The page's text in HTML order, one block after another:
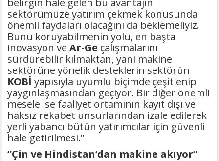
belirgin hale gelen bu avantajın
sektörümüze yatırım çekmek konusunda
önemli faydaları olacağını da beklemeliyiz.
Bunu koruyabilmenin yolu, en başta
inovasyon ve Ar-Ge çalışmalarını
sürdürebilir kılmaktan, yani makine
sektörüne yönelik desteklerin sektörün
KOBİ yapısıyla uyumlu biçimde çeşitlenip
yaygınlaşmasından geçiyor. Bir diğer önemli
mesele ise faaliyet ortamının kayıt dışı ve
haksız rekabet unsurlarından izale edilerek
yerli yabancı bütün yatırımcılar için güvenli
hale getirilmesi.”
“Çin ve Hindistan’dan makine akıyor”